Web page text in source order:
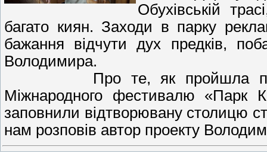
Обухівській
багато киян. Заходи в парку
бажання відчути дух предків,
Володимира.
Про те, як пройшла перша
Міжнародного фестивалю «Парк
заповнили відтворювану столицю
нам розповів автор проекту